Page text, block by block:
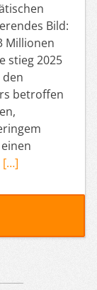
Bild:
Millionen
stieg 2025
betroffen
[…]